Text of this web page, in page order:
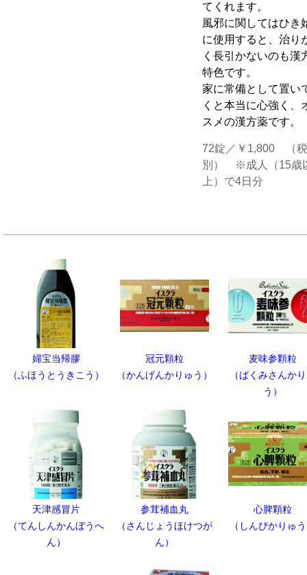
てくれます。
風邪に関してはひき
に使用すると、治り
く長引かないのも漢
特色です。
家に常備として置い
くと本当に心強く、
スメの漢方薬です。
72錠／￥1,800 （税
別） ※成人（15歳
上）で4日分
婦宝当帰膠
（ふほうとうきこう）
冠元顆粒
（かんげんかりゅう）
麦味参顆粒
（ばくみさんか
う）
天津感冒片
（てんしんかんぼうへ
ん）
参茸補血丸
（さんじょうほけつが
ん）
心脾顆粒
（しんぴかりゅ